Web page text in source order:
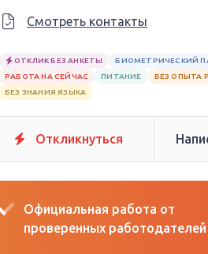
Смотреть контакты
ОТКЛИК БЕЗ АНКЕТЫ
БИОМЕТРИЧЕСКИЙ
РАБОТА НА СЕЙЧАС
ПИТАНИЕ БЕЗ ОПЫТА
БЕЗ ЗНАНИЯ ЯЗЫКА
Откликнуться
Официальная работа от
проверенных работодателей